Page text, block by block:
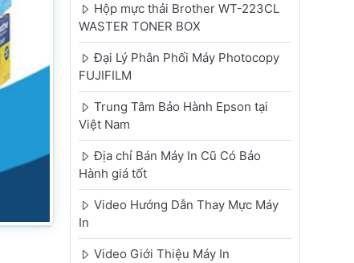
Hộp mực thải Brother WT-223CL
WASTER TONER BOX
Đại Lý Phân Phối Máy Photocopy
FUJIFILM
Trung Tâm Bảo Hành Epson tại
Việt Nam
Địa chỉ Bán Máy In Cũ Có Bảo
Hành giá tốt
Video Hướng Dẫn Thay Mực Máy
In
Video Giới Thiệu Máy In